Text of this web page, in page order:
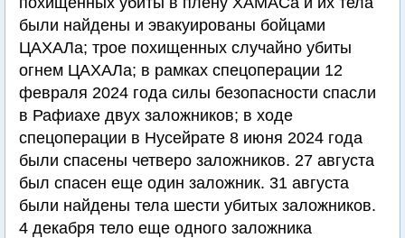
были найдены и эвакуированы бойцами
ЦАХАЛа; трое похищенных случайно убиты
огнем ЦАХАЛа; в рамках спецоперации 12
февраля 2024 года силы безопасности спасли
в Рафиахе двух заложников; в ходе
спецоперации в Нусейрате 8 июня 2024 года
были спасены четверо заложников. 27 августа
был спасен еще один заложник. 31 августа
были найдены тела шести убитых заложников.
4 декабря тело еще одного заложника